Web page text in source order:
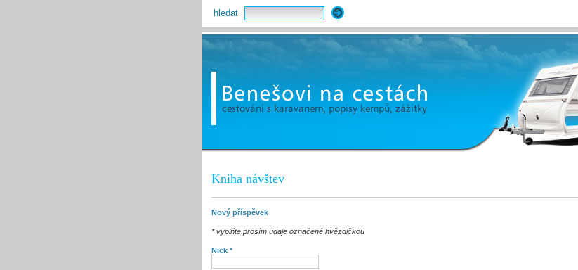
hledat
Kniha návštev
Nový příspěvek
* vyplňte prosím údaje označené hvězdičkou
Nick *